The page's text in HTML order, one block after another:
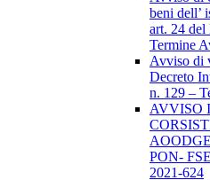
beni dell’
art. 24
Termine
Avviso di
Decreto
n. 129 –
AVVISO
PON-
2021-624